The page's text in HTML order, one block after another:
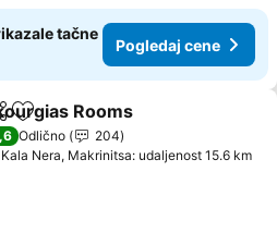
tačne
Pogledaj cene
Dodati u favorite
Rooms
Odlično
204
Kala Nera, Makrinitsa: udaljenost 15.6 km